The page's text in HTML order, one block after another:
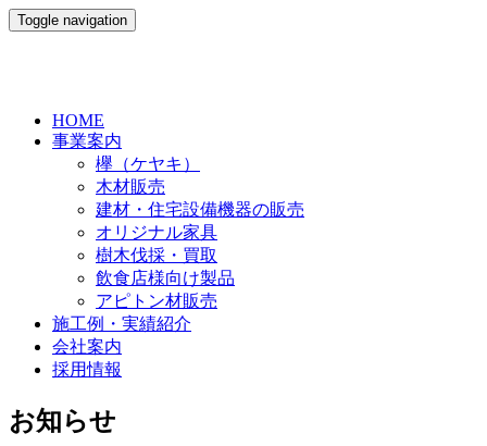
Toggle navigation
HOME
事業案内
欅（ケヤキ）
木材販売
建材・住宅設備機器の販売
オリジナル家具
樹木伐採・買取
飲食店様向け製品
アピトン材販売
施工例・実績紹介
会社案内
採用情報
お知らせ